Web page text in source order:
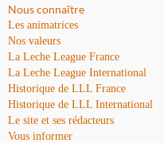
Nous connaître
Les animatrices
Nos valeurs
La Leche League France
La Leche League International
Historique de LLL France
Historique de LLL International
Le site et ses rédacteurs
Vous informer